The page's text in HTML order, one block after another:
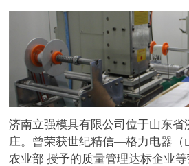
济南立强模具有限公司位于山东省
庄。曾荣获世纪精信—格力电器（
农业部 授予的质量管理达标企业